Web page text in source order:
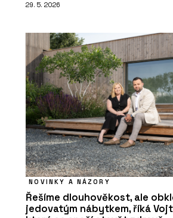
29. 5. 2026
NOVINKY A NÁZORY
Řešíme dlouhověkost, ale
jedovatým nábytkem, říká